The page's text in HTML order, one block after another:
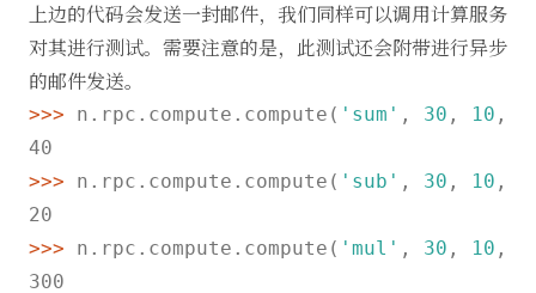
上边的代码会发送一封邮件，我们同样可以调用计算服务
对其进行测试。需要注意的是，此测试还会附带进行异步
的邮件发送。
>>> n.rpc.compute.compute( 'sum' , 30 , 10 ,
>>>
n.rpc.compute.compute( 'sub' , 30 , 10 ,
>>>
n.rpc.compute.compute( 'mul' , 30 , 10 ,